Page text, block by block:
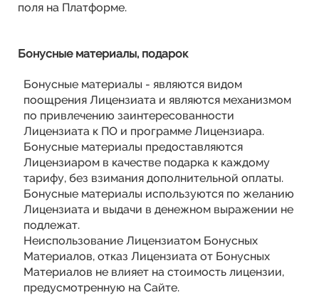
поля на Платформе.
Бонусные материалы, подарок
Бонусные материалы - являются видом
поощрения Лицензиата и являются механизмом
по привлечению заинтересованности
Лицензиата к ПО и программе Лицензиара.
Бонусные материалы предоставляются
Лицензиаром в качестве подарка к каждому
тарифу, без взимания дополнительной оплаты.
Бонусные материалы используются по желанию
Лицензиата и выдачи в денежном выражении не
подлежат.
Неиспользование Лицензиатом Бонусных
Материалов, отказ Лицензиата от Бонусных
Материалов не влияет на стоимость лицензии,
предусмотренную на Сайте.